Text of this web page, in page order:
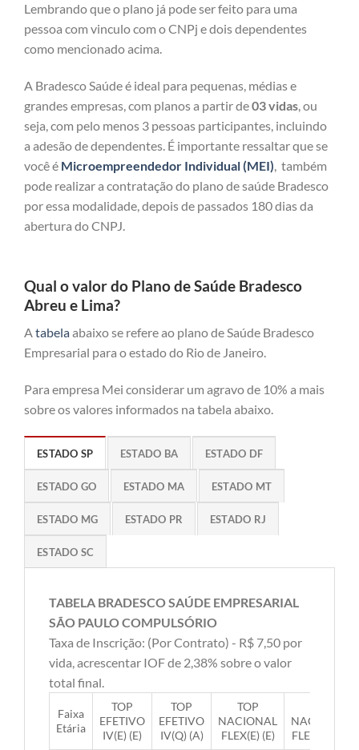
Lembrando que o plano já pode ser feito para uma
pessoa com vinculo com o CNPj e dois dependentes
como mencionado acima.
A Bradesco Saúde é ideal para pequenas, médias e
grandes empresas, com planos a partir de03 vidas, ou
seja, com pelo menos 3 pessoas participantes, incluindo
a adesão de dependentes. É importante ressaltar que se
você é Microempreendedor Individual (MEI), também
pode realizar a contratação do plano de saúde Bradesco
por essa modalidade, depois de passados 180 dias da
abertura do CNPJ.
Qual o valor do Plano de Saúde Bradesco
Abreu e Lima?
Atabelaabaixo se refere ao plano de Saúde Bradesco
Empresarial para o estado do Rio de Janeiro.
Para empresa Mei considerar um agravo de 10% a mais
sobre os valores informados na tabela abaixo.
ESTADO SP ESTADO BA ESTADO DF
ESTADO GO ESTADO MA ESTADO MT
ESTADO MG ESTADO PR ESTADO RJ
ESTADO SC
TABELA BRADESCO SAÚDE EMPRESARIAL
SÃO PAULO COMPULSÓRIO
Taxa de Inscrição: (Por Contrato) - R$ 7,50 por
vida, acrescentar IOF de 2,38% sobre o valor
total final.
Faixa
Etária
TOP
EFETIVO
IV(E) (E)
TOP
EFETIVO
IV(Q) (A)
TOP
NACIONAL
FLEX(E) (E)
NACIONAL
FLEX(Q) (A)